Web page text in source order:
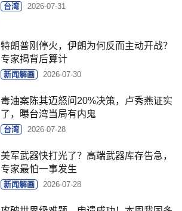
台湾 2026-07-31
特朗普刚停火，伊朗为何反而主动开战？
专家揭背后算计
新闻解画 2026-07-30
毒油案陈其迈怒问20%决策，卢秀燕证实
了，曝台湾当局有内鬼
台湾 2026-07-28
美军武器快打光了？高端武器库存告急，
专家最怕一事发生
新闻解画 2026-07-28